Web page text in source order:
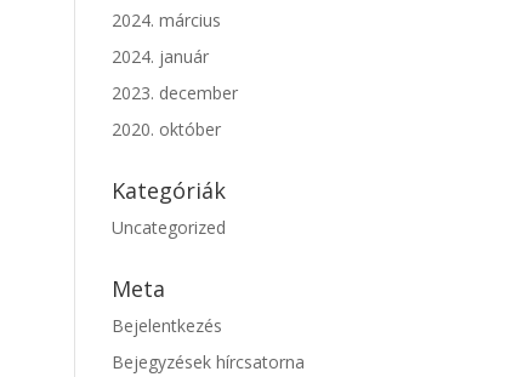
2024. március
2024. január
2023. december
2020. október
Kategóriák
Uncategorized
Meta
Bejelentkezés
Bejegyzések hírcsatorna